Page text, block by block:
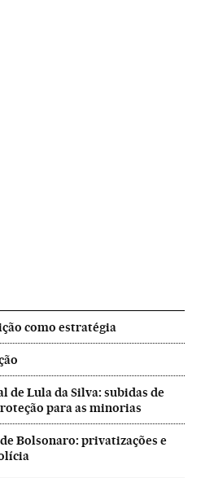
como estratégia
de Lula da Silva: subidas de
para as minorias
Bolsonaro: privatizações e